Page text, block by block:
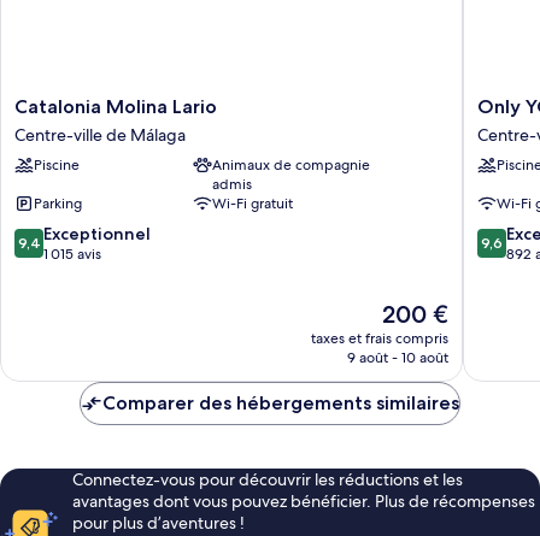
Catalonia
Molina
Lario
Centre-
de
Málaga
Catalonia Molina Lario
Centre-ville de Málaga
Piscine
Animaux de compagnie
admis
Parking
Wi-Fi gratuit
9.4
sur
9,4 Exceptionnel
1 015 avis
Le
nouveau
prix
de
200 €
taxes et frais compris
9 août - 10 août
Only
YOU
Hotel
Malaga
ville
de
Málaga
Only
Centre-
Wi-Fi
9.6
sur
9,6
892
Comparer des hébergements similaires
Connectez-vous pour découvrir les réductions et les
avantages dont vous pouvez bénéficier. Plus de récompenses
pour plus d’aventures !